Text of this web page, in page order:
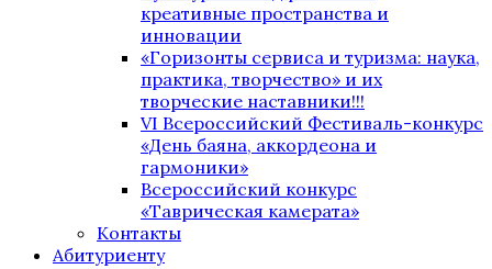
креативные пространства и
инновации
«Горизонты сервиса и туризма: наука,
практика, творчество» и их
творческие наставники!!!
VI Всероссийский Фестиваль-конкурс
«День баяна, аккордеона и
гармоники»
Всероссийский конкурс
«Таврическая камерата»
Контакты
Абитуриенту